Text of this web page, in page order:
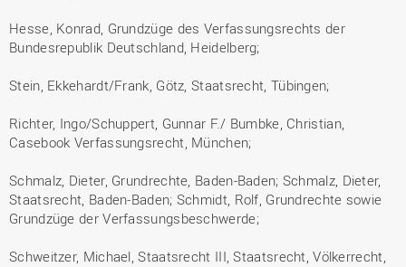
Hesse, Konrad, Grundzüge des Verfassungsrechts der
Bundesrepublik Deutschland, Heidelberg;
Stein, Ekkehardt/Frank, Götz, Staatsrecht, Tübingen;
Richter, Ingo/Schuppert, Gunnar F./ Bumbke, Christian,
Casebook Verfassungsrecht, München;
Schmalz, Dieter, Grundrechte, Baden-Baden; Schmalz, Dieter,
Staatsrecht, Baden-Baden; Schmidt, Rolf, Grundrechte sowie
Grundzüge der Verfassungsbeschwerde;
Schweitzer, Michael, Staatsrecht III, Staatsrecht, Völkerrecht,